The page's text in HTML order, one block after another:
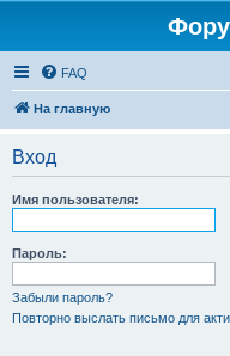
FAQ
На главную
Вход
Имя пользователя:
Пароль:
Забыли пароль?
Повторно выслать письмо для